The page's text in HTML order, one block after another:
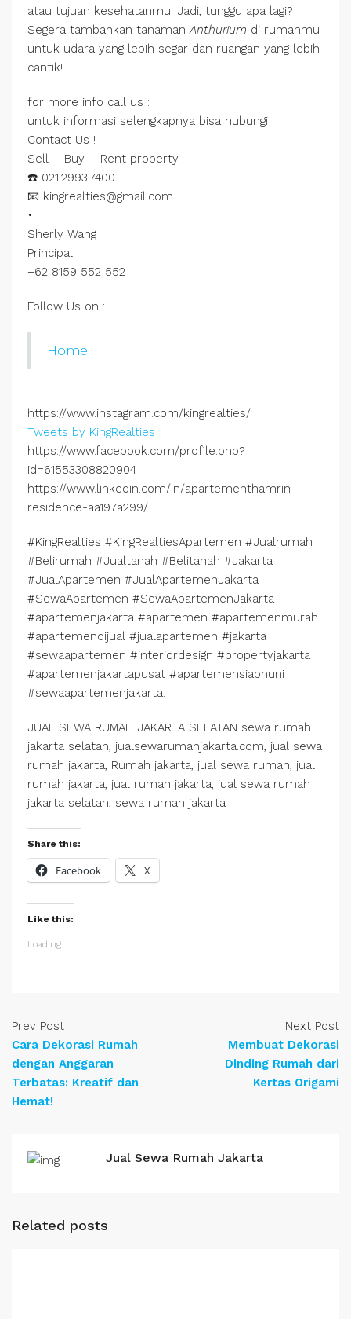
atau tujuan kesehatanmu. Jadi, tunggu apa lagi?
Segera tambahkan tanamanAnthurium di rumahmu
untuk udara yang lebih segar dan ruangan yang lebih
cantik!
for more info call us :
untuk informasi selengkapnya bisa hubungi :
Contact Us !
Sell – Buy – Rent property
☎️ 021.2993.7400
📧 kingrealties@gmail.com
•
Sherly Wang
Principal
+62 8159 552 552
Follow Us on :
Home
https://www.instagram.com/kingrealties/
Tweets by KingRealties
https://www.facebook.com/profile.php?
id=61553308820904
https://www.linkedin.com/in/apartementhamrin-
residence-aa197a299/
#KingRealties #KingRealtiesApartemen #Jualrumah
#Belirumah #Jualtanah #Belitanah #Jakarta
#JualApartemen #JualApartemenJakarta
#SewaApartemen #SewaApartemenJakarta
#apartemenjakarta #apartemen #apartemenmurah
#apartemendijual #jualapartemen #jakarta
#sewaapartemen #interiordesign #propertyjakarta
#apartemenjakartapusat #apartemensiaphuni
#sewaapartemenjakarta.
JUAL SEWA RUMAH JAKARTA SELATAN sewa rumah
jakarta selatan, jualsewarumahjakarta.com, jual sewa
rumah jakarta, Rumah jakarta, jual sewa rumah, jual
rumah jakarta, jual rumah jakarta, jual sewa rumah
jakarta selatan, sewa rumah jakarta
Share this:
Facebook X
Like this:
Loading...
Prev Post
Cara Dekorasi Rumah
dengan Anggaran
Terbatas: Kreatif dan
Hemat!
Next Post
Membuat Dekorasi
Dinding Rumah dari
Kertas Origami
Jual Sewa Rumah Jakarta
Related posts